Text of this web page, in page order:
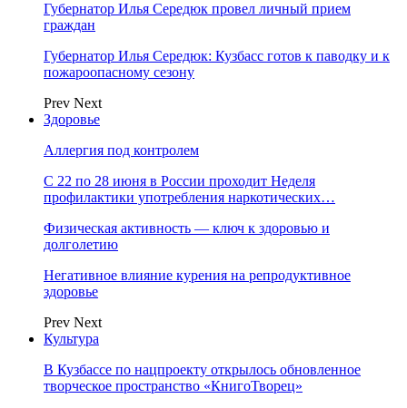
Губернатор Илья Середюк провел личный прием
граждан
Губернатор Илья Середюк: Кузбасс готов к паводку и к
пожароопасному сезону
Prev Next
Здоровье
Аллергия под контролем
С 22 по 28 июня в России проходит Неделя
профилактики употребления наркотических…
Физическая активность — ключ к здоровью и
долголетию
Негативное влияние курения на репродуктивное
здоровье
Prev Next
Культура
В Кузбассе по нацпроекту открылось обновленное
творческое пространство «КнигоТворец»